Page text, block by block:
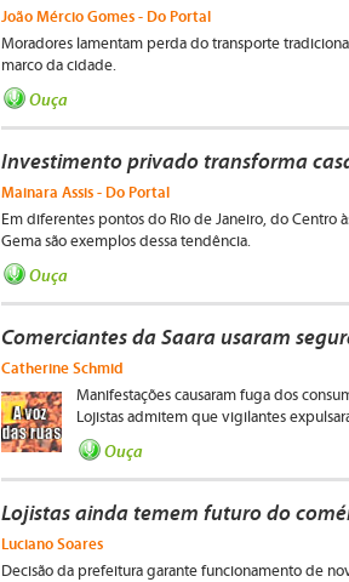
João Mércio Gomes - Do Portal
Moradores lamentam perda do transporte
marco da cidade.
Ouça
Investimento privado transforma
Mainara Assis - Do Portal
Em diferentes pontos do Rio de Janeiro, do Centro
Gema são exemplos dessa tendência.
Ouça
Comerciantes da Saara usaram
Catherine Schmid
Manifestações causaram fuga dos
Lojistas admitem que vigilantes
Ouça
Lojistas ainda temem futuro do
Luciano Soares
Decisão da prefeitura garante funcionamento de